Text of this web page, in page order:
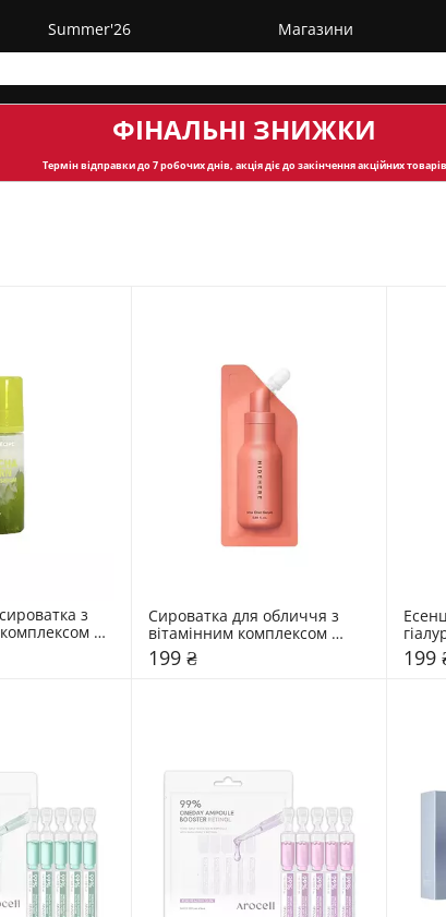
Summer'26 Магазини
ФІНАЛЬНІ ЗНИЖКИ
Термін відправкидо 7 робочих днів, акція діє до закінчення акційних товарів
з
Сироватка для обличчя з
вітамінним комплексом
Hidehere 25 мл
199 ₴ 199